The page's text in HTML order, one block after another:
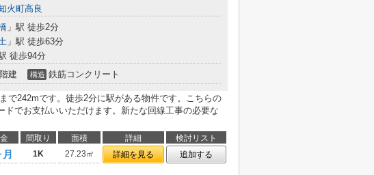
火町高良
」駅 徒歩2分
」駅 徒歩63分
徒歩94分
建 構造 鉄筋コンクリート
で242mです。徒歩2分に駅がある物件です。こちらの
ドでお支払いいただけます。新たな回線工事の必要な
間取り 面積 詳細
検討リスト
1K 27.23㎡ 詳細を見る 追加する